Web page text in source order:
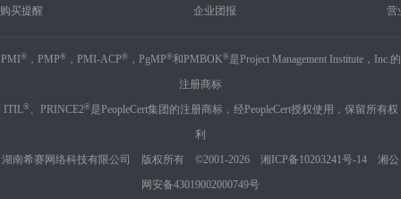
购买提醒
企业团报
营
PMI ®，PMP®，PMI-ACP®，PgMP®和PMBOK®是Project Management Institute，Inc.的
注册商标
ITIL®、PRINCE2®是PeopleCert集团的注册商标，经PeopleCert授权使用，保留所有权
利
湖南希赛网络科技有限公司 版权所有 ©2001-2026 湘ICP备10203241号-14
湘公
网安备43019002000749号